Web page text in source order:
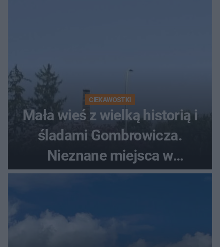
CIEKAWOSTKI
Mała wieś z wielką historią i
śladami Gombrowicza.
Nieznane miejsca w
Świętokrzyskiem